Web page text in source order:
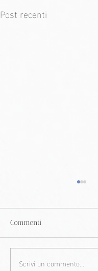
Post recenti
Colorito
Commenti
Scrivi un commento...